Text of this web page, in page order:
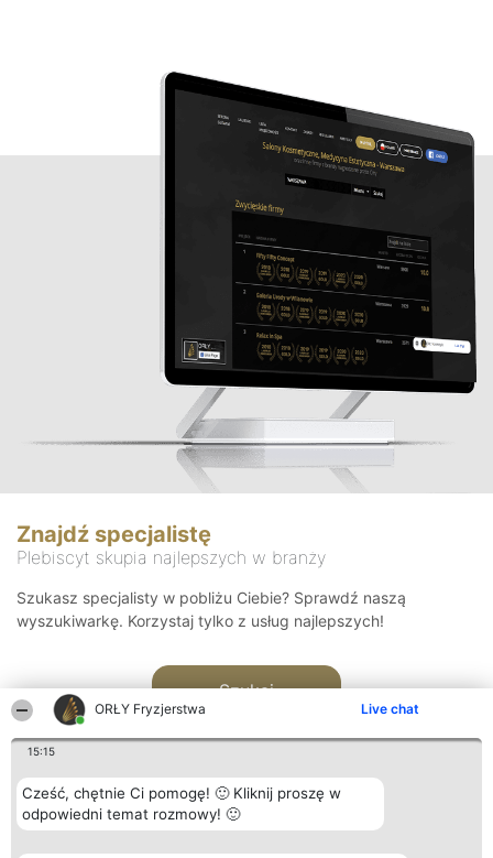
ORŁY Fryzjerstwa Live chat
15:15
Cześć, chętnie Ci pomogę! 🙂 Kliknij proszę w
odpowiedni temat rozmowy! 🙂
Znajdź specjalistę
Plebiscyt skupia najlepszych w branży
Szukasz specjalisty w pobliżu Ciebie? Sprawdź naszą
wyszukiwarkę. Korzystaj tylko z usług najlepszych!
Szukaj
Organizator plebiscytu Plebiscyt Kontakt